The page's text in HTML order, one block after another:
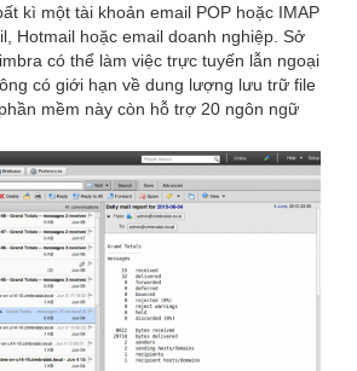
kì một tài khoản email POP hoặc IMAP
Hotmail hoặc email doanh nghiệp. Sở
có thể làm việc trực tuyến lẫn ngoại
có giới hạn về dung lượng lưu trữ file
mềm này còn hỗ trợ 20 ngôn ngữ